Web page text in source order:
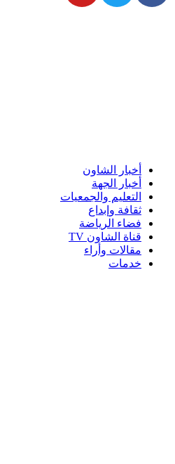
أخبار الشاون
أخبار الجهة
التعليم والجمعيات
ثقافة وإبداع
فضاء الرياضة
قناة الشاون TV
مقالات وأراء
خدمات